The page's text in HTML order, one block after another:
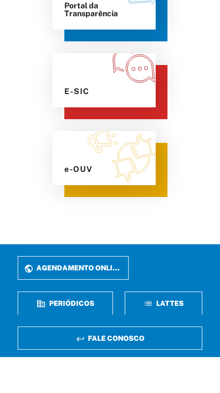
Portal da
Transparência
E-SIC
e-OUV
AGENDAMENTO ONLINE
PERIÓDICOS LATTES
FALE CONOSCO